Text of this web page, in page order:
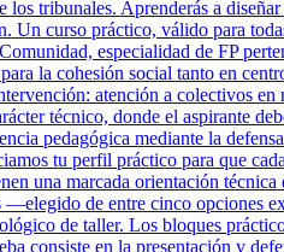
tribunales. Aprenderás a
curso práctico, válido para
especialidad de FP
la cohesión social tanto en
atención a colectivos
técnico, donde el aspirante
pedagógica mediante la
tu perfil práctico para que
una marcada orientación
de entre cinco opciones
de taller. Los bloques
consiste en la presentación y